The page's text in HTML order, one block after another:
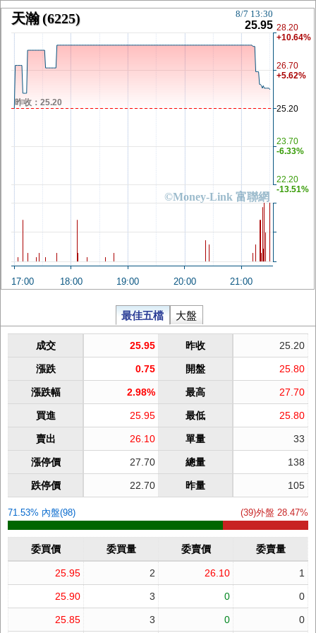
天瀚(6225)
©Money-Link 富聯網
8/7 13:30
25.95
昨收：25.20
17:00 18:00 19:00 20:00 21:00
22.20
-13.51%
23.70
-6.33%
25.20
26.70
+5.62%
28.20
+10.64%
最佳五檔 大盤
成交 25.95 昨收 25.20
漲跌 0.75 開盤 25.80
漲跌幅 2.98% 最高 27.70
買進 25.95 最低 25.80
賣出 26.10 單量 33
漲停價 27.70 總量 138
跌停價 22.70 昨量 105
71.53% 內盤(98) (39)外盤 28.47%
委買價 委買量 委賣價 委賣量
25.95 2 26.10 1
25.90 3 0 0
25.85 3 0 0